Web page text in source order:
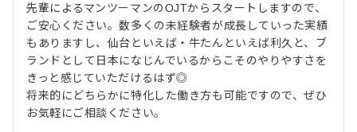
先輩によるマンツーマンのOJTからスタートしますので、
ご安心ください。数多くの未経験者が成長していった実績
もありますし、仙台といえば・牛たんといえば利久と、ブ
ランドとして日本になじんでいるからこそのやりやすさを
きっと感じていただけるはず◎
将来的にどちらかに特化した働き方も可能ですので、ぜひ
お気軽にご相談ください。